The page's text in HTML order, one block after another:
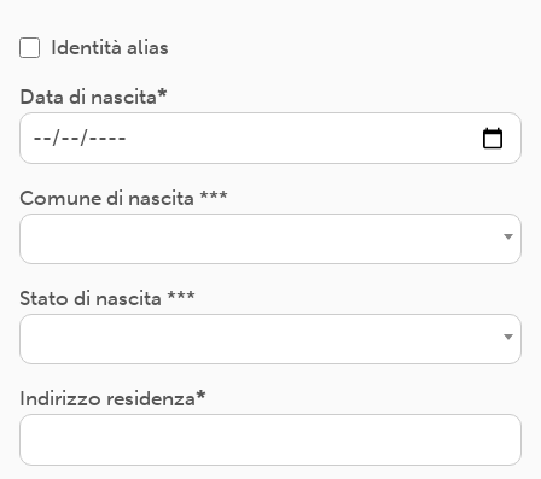
Identità alias
Data di nascita
Comune di nascita ***
Stato di nascita ***
Indirizzo residenza